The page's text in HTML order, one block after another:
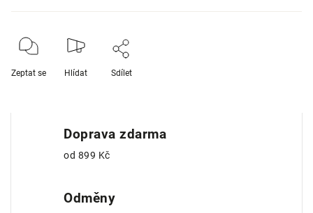
Zeptat se Hlídat Sdílet
Doprava zdarma
od 899 Kč
Odměny